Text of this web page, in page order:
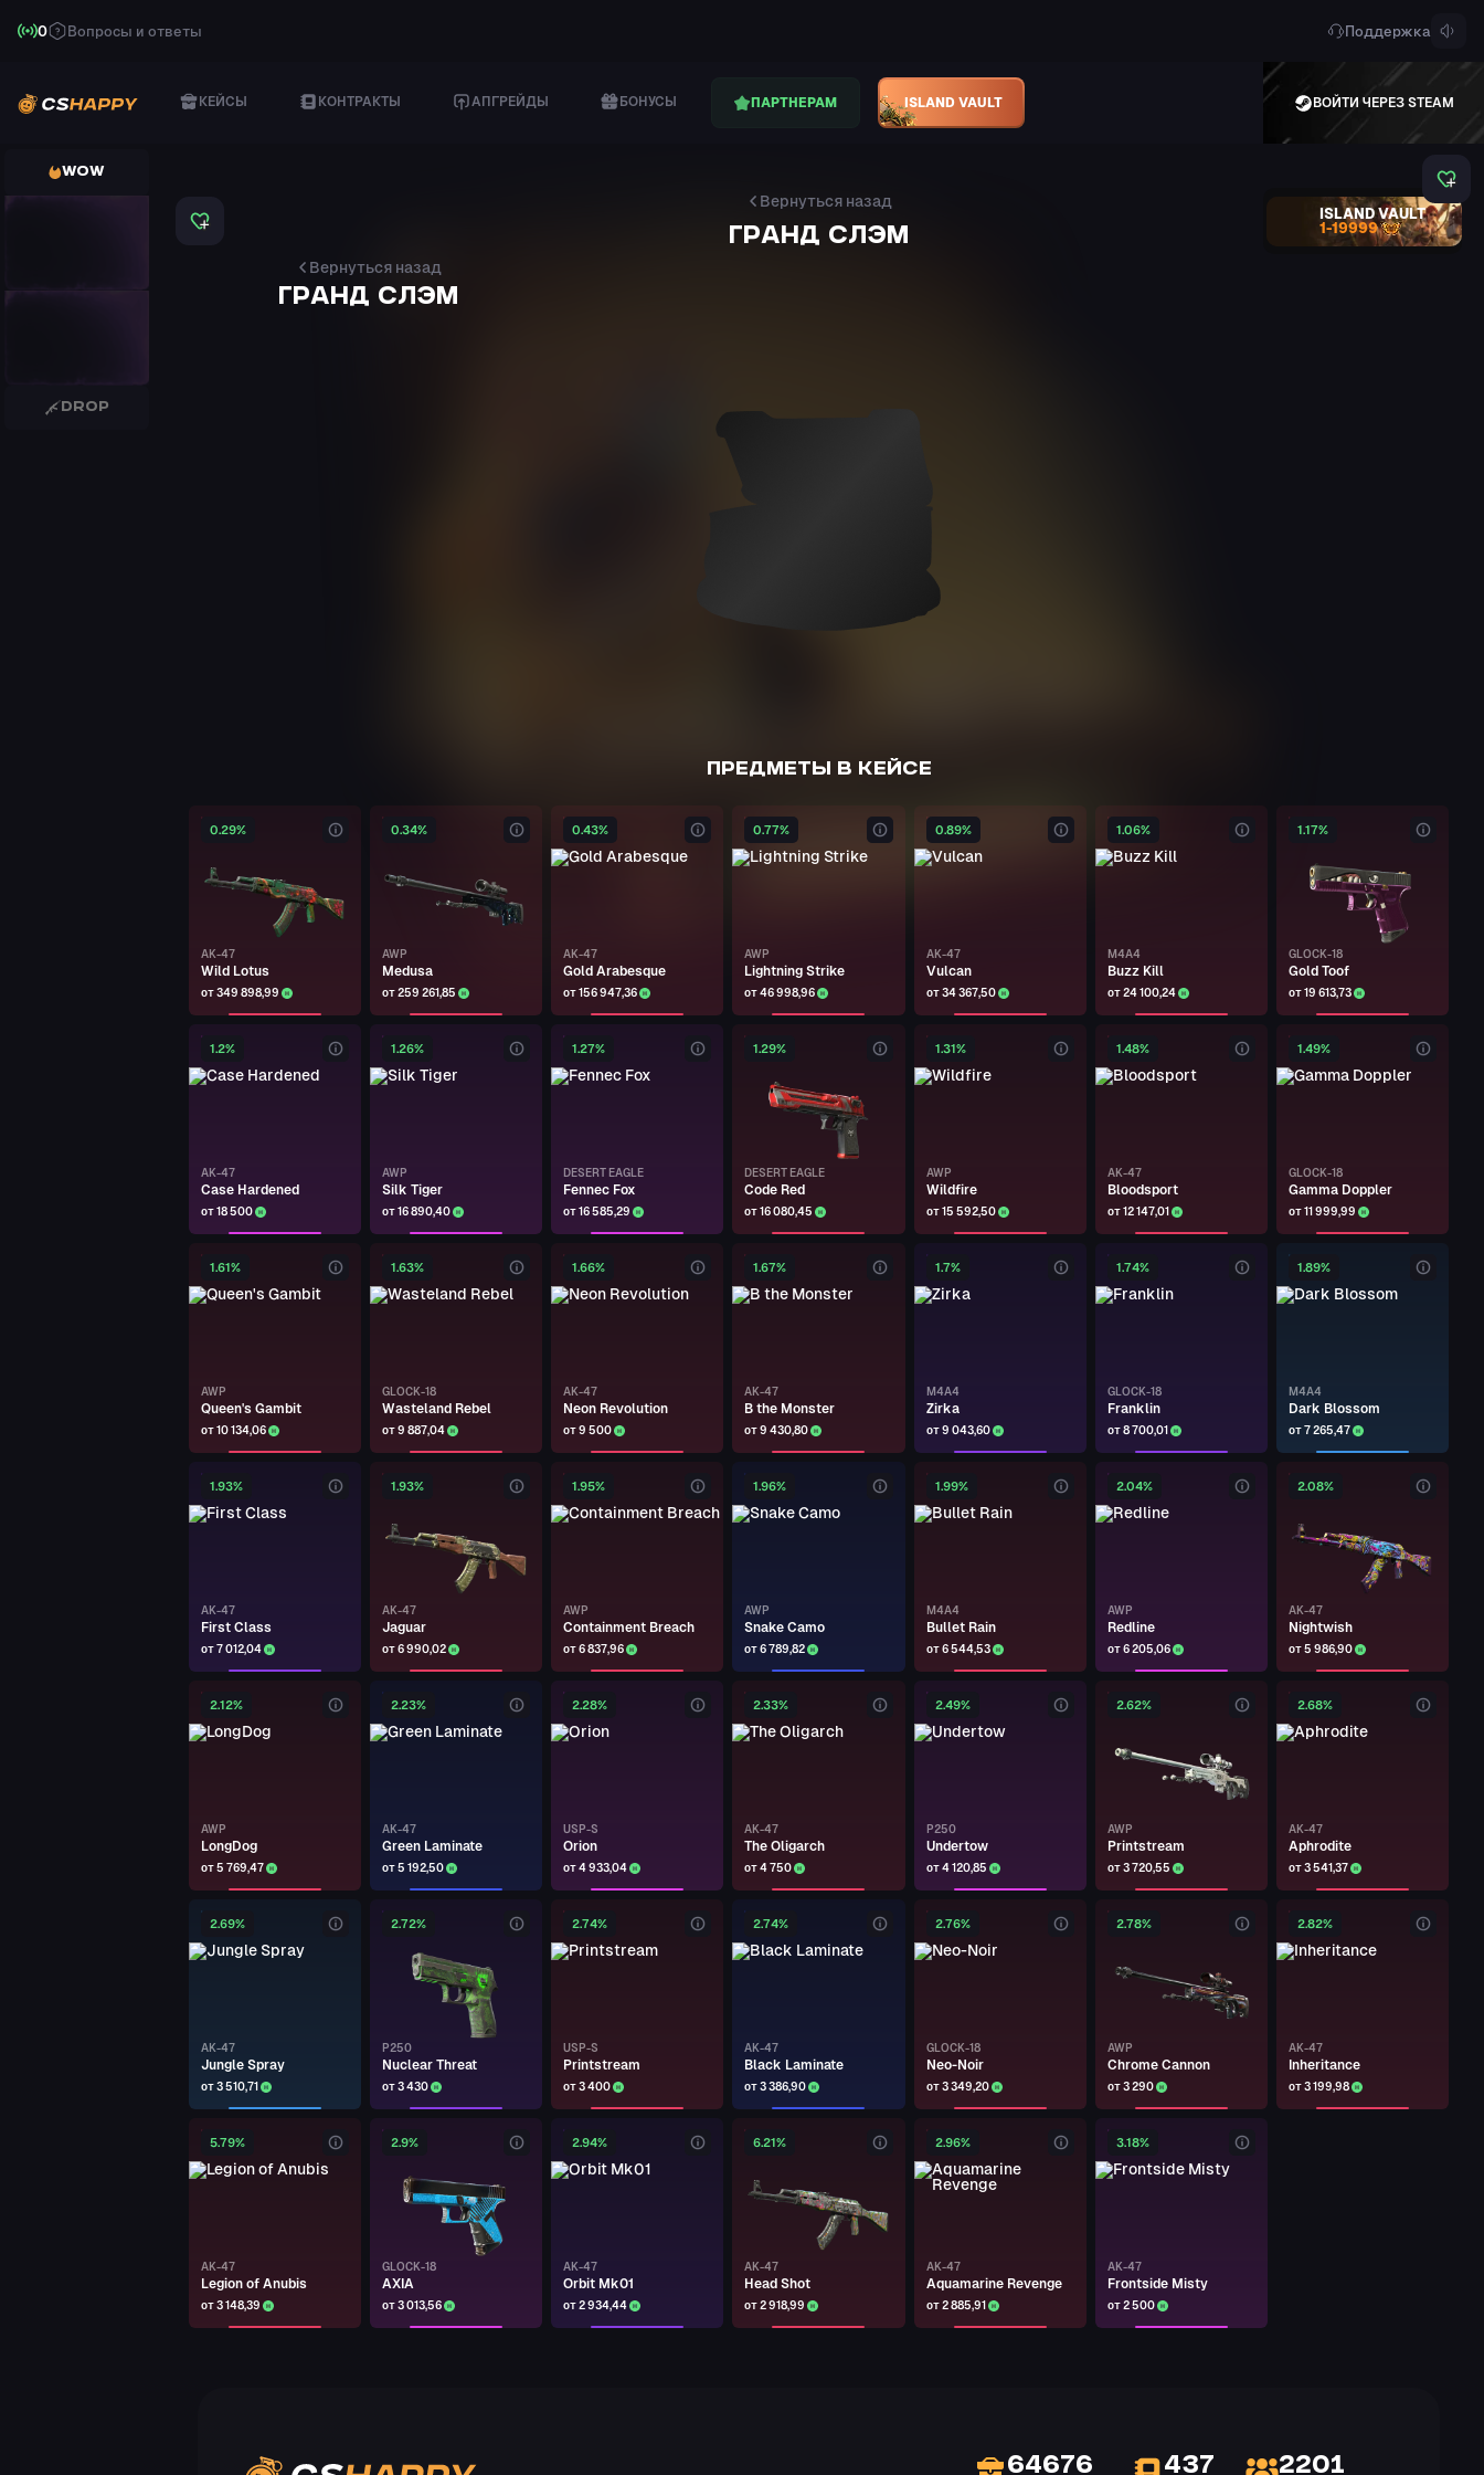
0 Вопросы и ответы Поддержка
КЕЙСЫ КОНТРАКТЫ АПГРЕЙДЫ БОНУСЫ ПАРТНЕРАМ ISLAND VAULT ВОЙТИ ЧЕРЕЗ STEAM
WOW
DROP
Вернуться назад
ГРАНД СЛЭМ
ISLAND VAULT
1-19999
Вернуться назад
ГРАНД СЛЭМ
ПРЕДМЕТЫ В КЕЙСЕ
0.29%
AK-47
Wild Lotus
от 349 898,99
0.34%
AWP
Medusa
от 259 261,85
0.43%
AK-47
Gold Arabesque
от 156 947,36
0.77%
AWP
Lightning Strike
от 46 998,96
0.89%
AK-47
Vulcan
от 34 367,50
1.06%
M4A4
Buzz Kill
от 24 100,24
1.17%
GLOCK-18
Gold Toof
от 19 613,73
1.2%
AK-47
Case Hardened
от 18 500
1.26%
AWP
Silk Tiger
от 16 890,40
1.27%
DESERT EAGLE
Fennec Fox
от 16 585,29
1.29%
DESERT EAGLE
Code Red
от 16 080,45
1.31%
AWP
Wildfire
от 15 592,50
1.48%
AK-47
Bloodsport
от 12 147,01
1.49%
GLOCK-18
Gamma Doppler
от 11 999,99
1.61%
AWP
Queen's Gambit
от 10 134,06
1.63%
GLOCK-18
Wasteland Rebel
от 9 887,04
1.66%
AK-47
Neon Revolution
от 9 500
1.67%
AK-47
B the Monster
от 9 430,80
1.7%
M4A4
Zirka
от 9 043,60
1.74%
GLOCK-18
Franklin
от 8 700,01
1.89%
M4A4
Dark Blossom
от 7 265,47
1.93%
AK-47
First Class
от 7 012,04
1.93%
AK-47
Jaguar
от 6 990,02
1.95%
AWP
Containment Breach
от 6 837,96
1.96%
AWP
Snake Camo
от 6 789,82
1.99%
M4A4
Bullet Rain
от 6 544,53
2.04%
AWP
Redline
от 6 205,06
2.08%
AK-47
Nightwish
от 5 986,90
2.12%
AWP
LongDog
от 5 769,47
2.23%
AK-47
Green Laminate
от 5 192,50
2.28%
USP-S
Orion
от 4 933,04
2.33%
AK-47
The Oligarch
от 4 750
2.49%
P250
Undertow
от 4 120,85
2.62%
AWP
Printstream
от 3 720,55
2.68%
AK-47
Aphrodite
от 3 541,37
2.69%
AK-47
Jungle Spray
от 3 510,71
2.72%
P250
Nuclear Threat
от 3 430
2.74%
USP-S
Printstream
от 3 400
2.74%
AK-47
Black Laminate
от 3 386,90
2.76%
GLOCK-18
Neo-Noir
от 3 349,20
2.78%
AWP
Chrome Cannon
от 3 290
2.82%
AK-47
Inheritance
от 3 199,98
5.79%
AK-47
Legion of Anubis
от 3 148,39
2.9%
GLOCK-18
AXIA
от 3 013,56
2.94%
AK-47
Orbit Mk01
от 2 934,44
6.21%
AK-47
Head Shot
от 2 918,99
2.96%
AK-47
Aquamarine Revenge
от 2 885,91
3.18%
AK-47
Frontside Misty
от 2 500
64676 437 2201